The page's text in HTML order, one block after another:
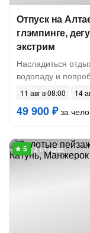
Отпуск на
глэмпинге,
экстрим
Насладиться
водопаду и
11 авг в 08:00 14
49 900 ₽за
3 отзыва